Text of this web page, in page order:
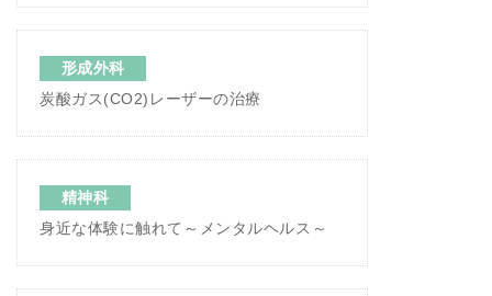
形成外科
炭酸ガス(CO2)レーザーの治療
精神科
身近な体験に触れて～メンタルヘルス～